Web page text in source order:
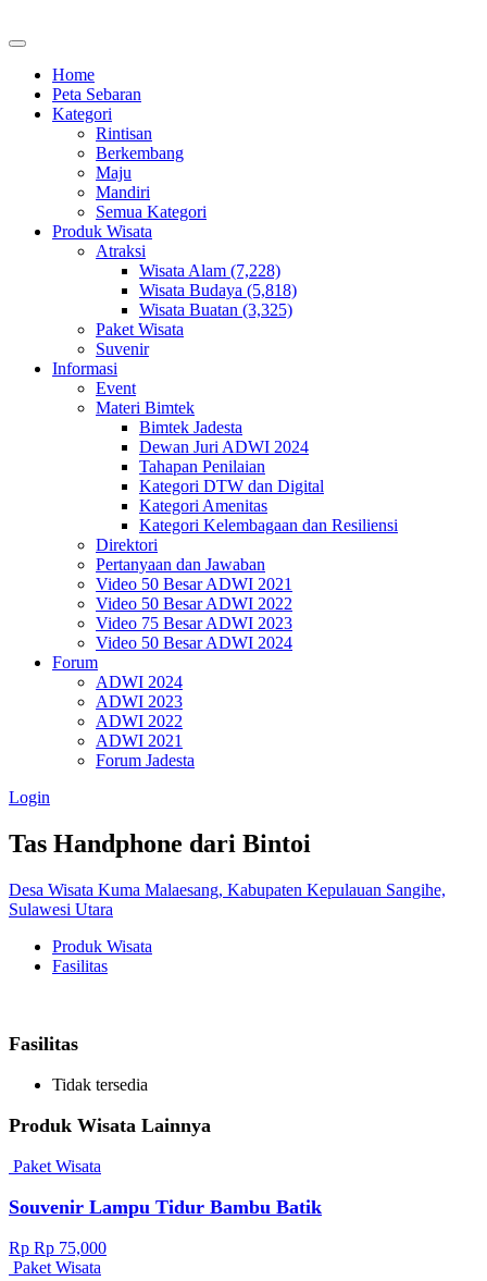
Home
Peta Sebaran
Kategori
Rintisan
Berkembang
Maju
Mandiri
Semua Kategori
Produk Wisata
Atraksi
Wisata Alam (7,228)
Wisata Budaya (5,818)
Wisata Buatan (3,325)
Paket Wisata
Suvenir
Informasi
Event
Materi Bimtek
Bimtek Jadesta
Dewan Juri ADWI 2024
Tahapan Penilaian
Kategori DTW dan Digital
Kategori Amenitas
Kategori Kelembagaan dan Resiliensi
Direktori
Pertanyaan dan Jawaban
Video 50 Besar ADWI 2021
Video 50 Besar ADWI 2022
Video 75 Besar ADWI 2023
Video 50 Besar ADWI 2024
Forum
ADWI 2024
ADWI 2023
ADWI 2022
ADWI 2021
Forum Jadesta
Login
Tas Handphone dari Bintoi
Desa Wisata Kuma Malaesang, Kabupaten Kepulauan Sangihe,
Sulawesi Utara
Produk Wisata
Fasilitas
Fasilitas
Tidak tersedia
Produk Wisata Lainnya
Paket Wisata
Souvenir Lampu Tidur Bambu Batik
Rp Rp 75,000
Paket Wisata